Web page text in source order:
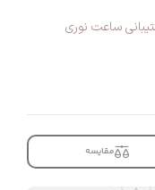
ساعت نوری
مقایسه